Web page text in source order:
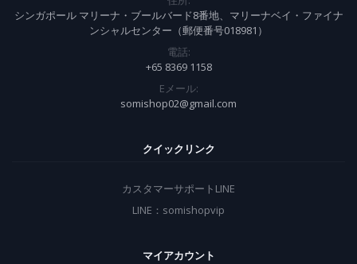
シンガポール マリーナ・ブールバード8番地、マリーナベイ・ファイナ
ンシャルセンター（郵便番号018981）
電話:
+65 8369 1158
Eメール:
somishop02@gmail.com
クイックリンク
カスタマーサポートLINE
LINE：somishopvip
マイアカウント